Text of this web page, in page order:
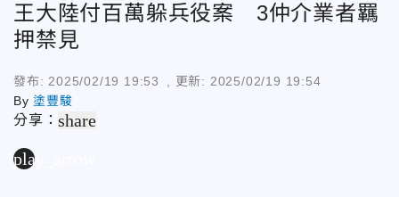
王大陸付百萬躲兵役案 3仲介業者羈
押禁見
發布: 2025/02/19 19:53 , 更新: 2025/02/19 19:54
By塗豐駿
分享：share
play_arrow